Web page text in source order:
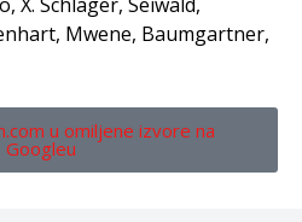
Mwene, Baumgartner,
u omiljene izvore na
Googleu